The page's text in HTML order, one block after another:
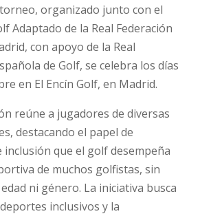
organizado junto con el
Adaptado de la Real Federación
con apoyo de la Real
de Golf, se celebra los días
en El Encín Golf, en Madrid.
reúne a jugadores de diversas
destacando el papel de
inclusión que el golf desempeña
de muchos golfistas, sin
ni género. La iniciativa busca
inclusivos y la